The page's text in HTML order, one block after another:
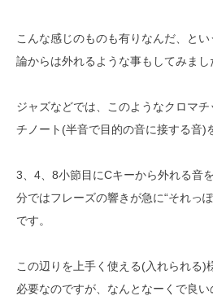
こんな感じのものも有りなんだ、と
論からは外れるような事もしてみまし
ジャズなどでは、このようなクロマ
チノート(半音で目的の音に接する音)
3、4、8小節目にCキーから外れる音
分ではフレーズの響きが急に“それっ
です。
この辺りを上手く使える(入れられる)
必要なのですが、なんとなーくで良